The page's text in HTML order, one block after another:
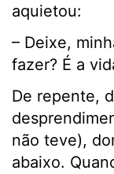
aquietou:
– Deixe,
fazer? É a
De repente,
não teve),
abaixo.